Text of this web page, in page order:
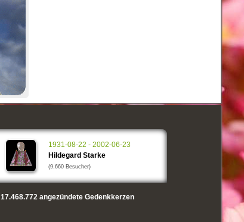
1931-08-22 - 2002-06-23
Hildegard Starke
(9.660 Besucher)
17.468.772angezündete Gedenkkerzen